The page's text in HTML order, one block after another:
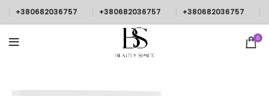
+380682036757 +380682036757 +380682036757
0